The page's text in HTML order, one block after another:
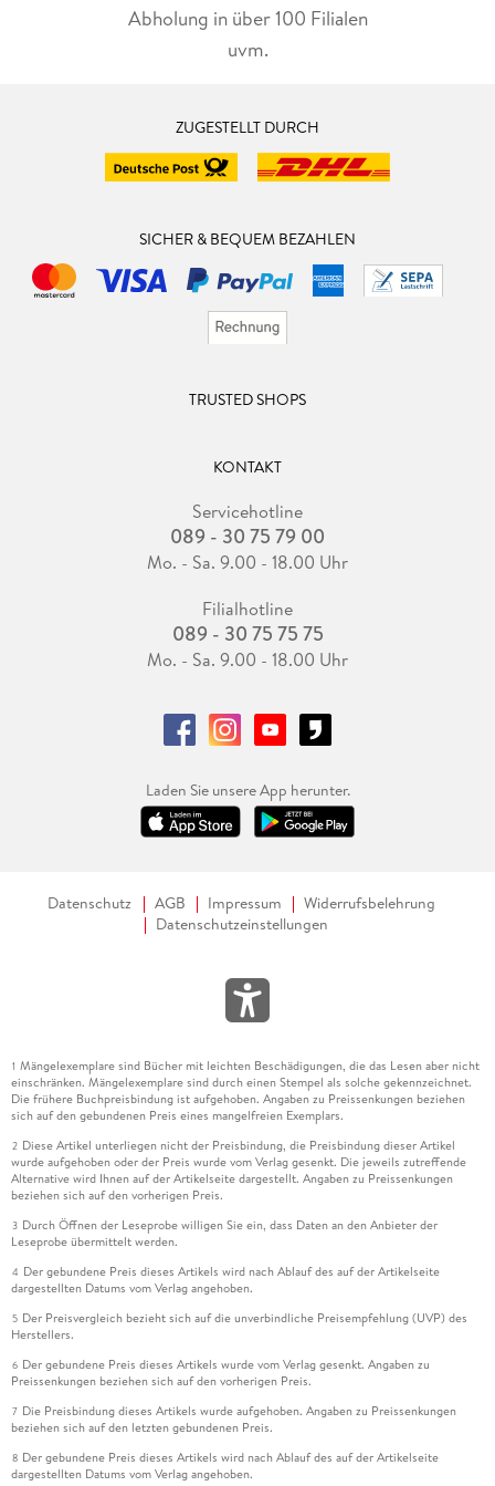
Abholung in über 100 Filialen
uvm.
ZUGESTELLT DURCH
SICHER & BEQUEM BEZAHLEN
TRUSTED SHOPS
KONTAKT
Servicehotline
089 - 30 75 79 00
Mo. - Sa. 9.00 - 18.00 Uhr
Filialhotline
089 - 30 75 75 75
Mo. - Sa. 9.00 - 18.00 Uhr
Laden Sie unsere App herunter.
Datenschutz AGB Impressum
Widerrufsbelehrung
Datenschutzeinstellungen
1 Mängelexemplare sind Bücher mit leichten Beschädigungen, die das Lesen aber nicht
einschränken. Mängelexemplare sind durch einen Stempel als solche gekennzeichnet.
Die frühere Buchpreisbindung ist aufgehoben. Angaben zu Preissenkungen beziehen
sich auf den gebundenen Preis eines mangelfreien Exemplars.
2 Diese Artikel unterliegen nicht der Preisbindung, die Preisbindung dieser Artikel
wurde aufgehoben oder der Preis wurde vom Verlag gesenkt. Die jeweils zutreffende
Alternative wird Ihnen auf der Artikelseite dargestellt. Angaben zu Preissenkungen
beziehen sich auf den vorherigen Preis.
3 Durch Öffnen der Leseprobe willigen Sie ein, dass Daten an den Anbieter der
Leseprobe übermittelt werden.
4 Der gebundene Preis dieses Artikels wird nach Ablauf des auf der Artikelseite
dargestellten Datums vom Verlag angehoben.
5 Der Preisvergleich bezieht sich auf die unverbindliche Preisempfehlung (UVP) des
Herstellers.
6 Der gebundene Preis dieses Artikels wurde vom Verlag gesenkt. Angaben zu
Preissenkungen beziehen sich auf den vorherigen Preis.
7 Die Preisbindung dieses Artikels wurde aufgehoben. Angaben zu Preissenkungen
beziehen sich auf den letzten gebundenen Preis.
8 Der gebundene Preis dieses Artikels wird nach Ablauf des auf der Artikelseite
dargestellten Datums vom Verlag angehoben.